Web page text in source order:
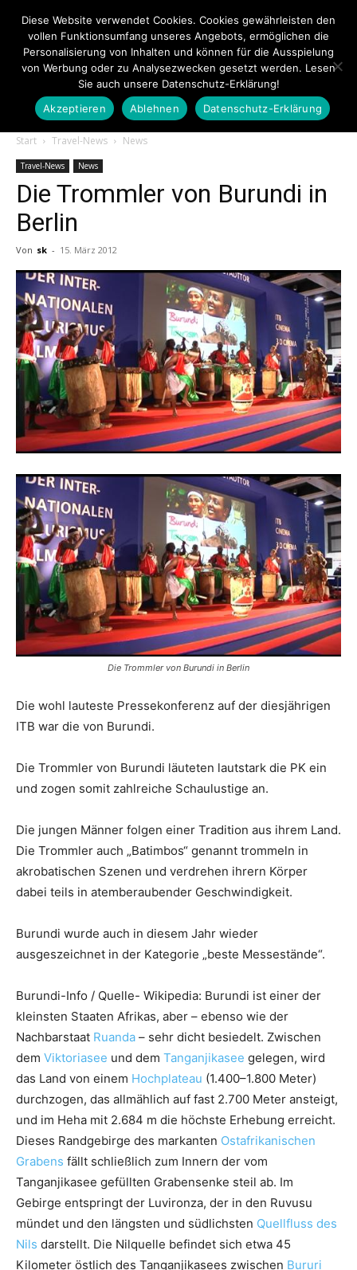
Touristiknews.de
|
und
Reiseempfehlungen.
Start Travel-News News
Travel-News News
Die Trommler von Burundi in
Berlin
Von sk - 15. März 2012
Die Trommler von Burundi in Berlin
Die wohl lauteste Pressekonferenz auf der diesjährigen
ITB war die von Burundi.
Die Trommler von Burundi läuteten lautstark die PK ein
und zogen somit zahlreiche Schaulustige an.
Die jungen Männer folgen einer Tradition aus ihrem Land.
Die Trommler auch „Batimbos“ genannt trommeln in
akrobatischen Szenen und verdrehen ihrern Körper
dabei teils in atemberaubender Geschwindigkeit.
Burundi wurde auch in diesem Jahr wieder
ausgeszeichnet in der Kategorie „beste Messestände“.
Burundi-Info / Quelle- Wikipedia: Burundi ist einer der
kleinsten Staaten Afrikas, aber – ebenso wie der
Nachbarstaat Ruanda – sehr dicht besiedelt. Zwischen
dem Viktoriasee und dem Tanganjikasee gelegen, wird
das Land von einem Hochplateau (1.400–1.800 Meter)
durchzogen, das allmählich auf fast 2.700 Meter ansteigt,
und im Heha mit 2.684 m die höchste Erhebung erreicht.
Dieses Randgebirge des markanten Ostafrikanischen
Grabens fällt schließlich zum Innern der vom
Tanganjikasee gefüllten Grabensenke steil ab. Im
Gebirge entspringt der Luvironza, der in den Ruvusu
mündet und den längsten und südlichsten Quellfluss des
Nils darstellt. Die Nilquelle befindet sich etwa 45
Kilometer östlich des Tanganjikasees zwischen Bururi
Diese Website verwendet Cookies. Cookies gewährleisten den
vollen Funktionsumfang unseres Angebots, ermöglichen die
Personalisierung von Inhalten und können für die Ausspielung
von Werbung oder zu Analysezwecken gesetzt werden. Lesen
Sie auch unsere Datenschutz-Erklärung!
Akzeptieren
Ablehnen Datenschutz-Erklärung